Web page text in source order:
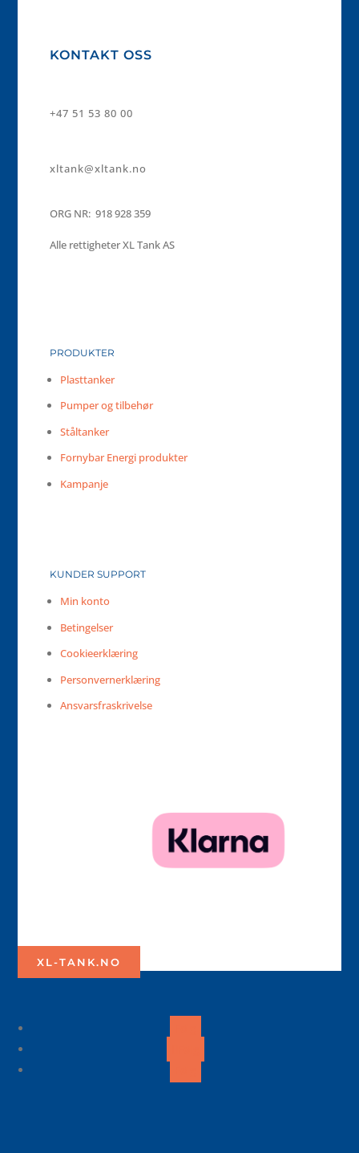
KONTAKT OSS
+47 51 53 80 00
xltank@xltank.no
ORG NR: 918 928 359
Alle rettigheter XL Tank AS
PRODUKTER
Plasttanker
Pumper og tilbehør
Ståltanker
Fornybar Energi produkter
Kampanje
KUNDER SUPPORT
Min konto
Betingelser
Cookieerklæring
Personvernerklæring
Ansvarsfraskrivelse
XL-TANK.NO